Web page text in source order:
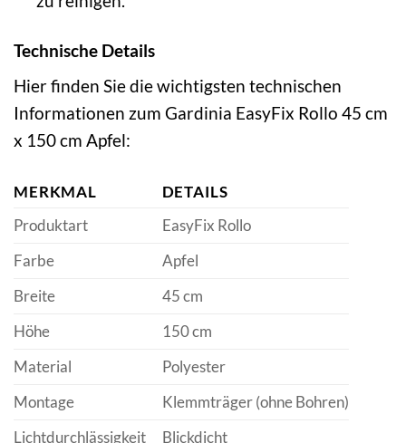
Technische Details
Hier finden Sie die wichtigsten technischen
Informationen zum Gardinia EasyFix Rollo 45 cm
x 150 cm Apfel:
MERKMAL
DETAILS
Produktart
EasyFix Rollo
Farbe
Apfel
Breite
45 cm
Höhe
150 cm
Material
Polyester
Montage
Klemmträger (ohne Bohren)
Lichtdurchlässigkeit
Blickdicht